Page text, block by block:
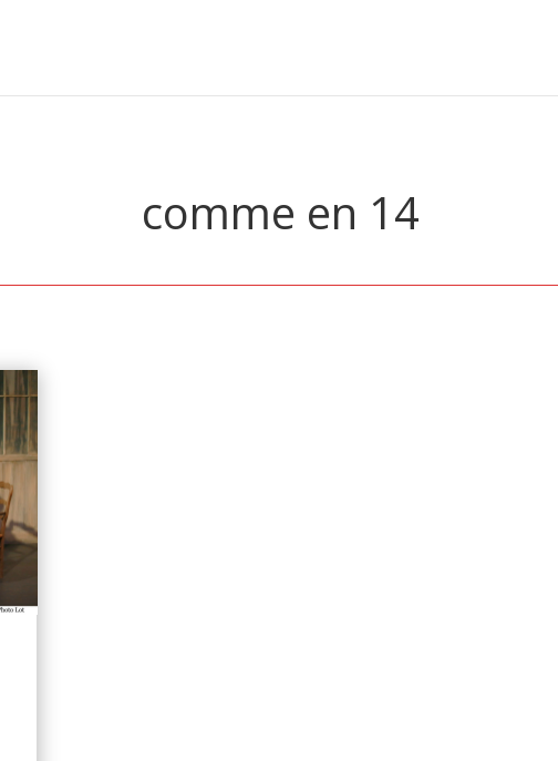
comme en 14